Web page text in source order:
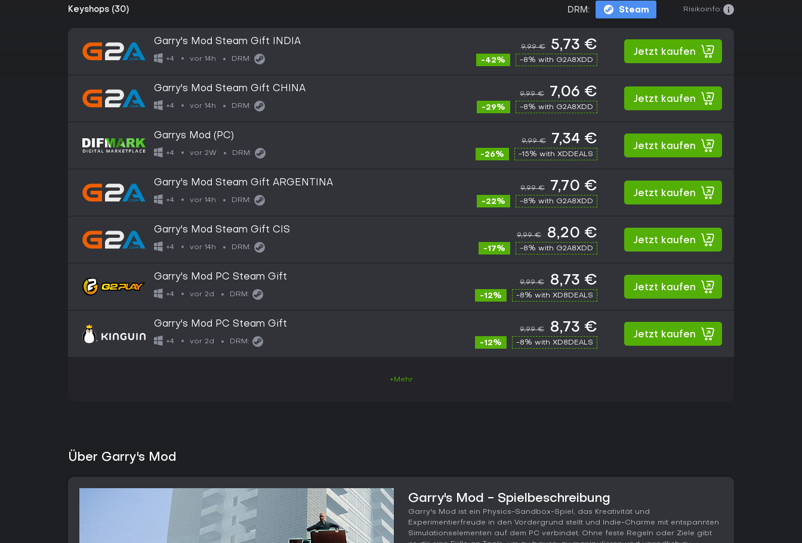
Keyshops (30) DRM: Steam Risikoinfo:
Garry's Mod Steam Gift INDIA
+4 vor 14h DRM:
9,99 € 5,73 €
-42% -8% with G2A8XDD
Jetzt kaufen
Garry's Mod Steam Gift CHINA
+4 vor 14h DRM:
9,99 € 7,06 €
-29% -8% with G2A8XDD
Jetzt kaufen
Garrys Mod (PC)
+4 vor 2W DRM:
9,99 € 7,34 €
-26% -15% with XDDEALS
Jetzt kaufen
Garry's Mod Steam Gift ARGENTINA
+4 vor 14h DRM:
9,99 € 7,70 €
-22% -8% with G2A8XDD
Jetzt kaufen
Garry's Mod Steam Gift CIS
+4 vor 14h DRM:
9,99 € 8,20 €
-17% -8% with G2A8XDD
Jetzt kaufen
Garry's Mod PC Steam Gift
+4 vor 2d DRM:
9,99 € 8,73 €
-12% -8% with XD8DEALS
Jetzt kaufen
Garry's Mod PC Steam Gift
+4 vor 2d DRM:
9,99 € 8,73 €
-12% -8% with XD8DEALS
Jetzt kaufen
+Mehr
Über Garry's Mod
Garry's Mod - Spielbeschreibung
Garry's Mod ist ein Physics-Sandbox-Spiel, das Kreativität und
Experimentierfreude in den Vordergrund stellt und Indie-Charme mit entspannten
Simulationselementen auf dem PC verbindet. Ohne feste Regeln oder Ziele gibt